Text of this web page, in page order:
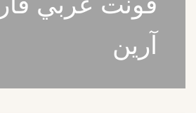
آرين